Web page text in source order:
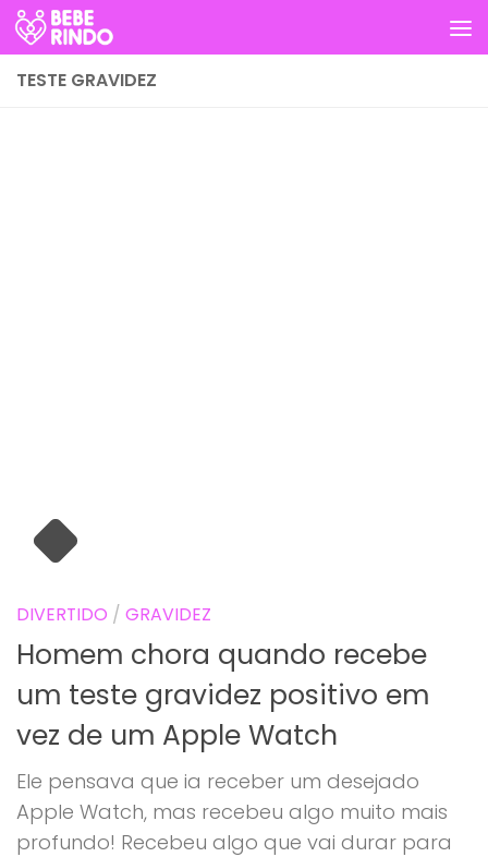
Skip to content
TESTE GRAVIDEZ
DIVERTIDO / GRAVIDEZ
Homem chora quando recebe
um teste gravidez positivo em
vez de um Apple Watch
Ele pensava que ia receber um desejado
Apple Watch, mas recebeu algo muito mais
profundo! Recebeu algo que vai durar para